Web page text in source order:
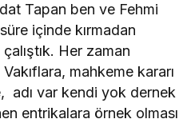
Tapan ben ve Fehmi
içinde kırmadan
Her zaman
mahkeme kararı
adı var kendi yok dernek
entrikalara örnek olması